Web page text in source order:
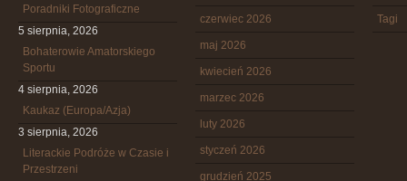
Poradniki Fotograficzne
5 sierpnia, 2026
Bohaterowie Amatorskiego
Sportu
4 sierpnia, 2026
Kaukaz (Europa/Azja)
3 sierpnia, 2026
Literackie Podróże w Czasie i
Przestrzeni
czerwiec 2026
maj 2026
kwiecień 2026
marzec 2026
luty 2026
styczeń 2026
grudzień 2025
Tagi